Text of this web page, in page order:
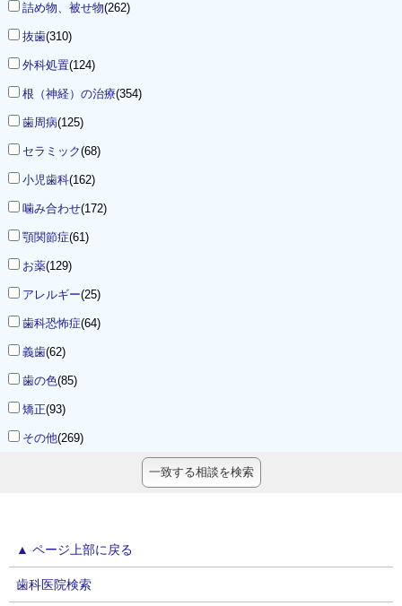
詰め物、被せ物(262)
抜歯(310)
外科処置(124)
根（神経）の治療(354)
歯周病(125)
セラミック(68)
小児歯科(162)
噛み合わせ(172)
顎関節症(61)
お薬(129)
アレルギー(25)
歯科恐怖症(64)
義歯(62)
歯の色(85)
矯正(93)
その他(269)
▲ ページ上部に戻る
歯科医院検索